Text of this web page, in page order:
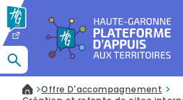
Que recherchez-vous ?
Accueil
>Offre D'accompagnement >
Panneau de gestion des cookies